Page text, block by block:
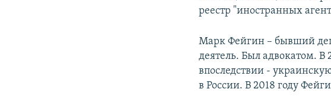
реестр "иностранных
Марк Фейгин – бывший
деятель. Был адвокатом. В
впоследствии -
в России. В 2018 году